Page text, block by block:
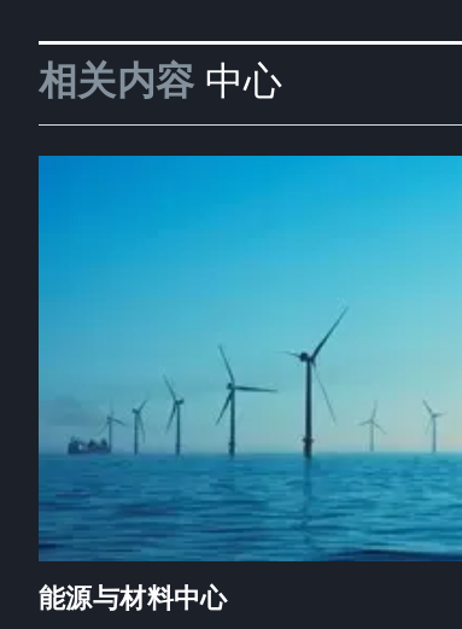
相关内容 中心
能源与材料中心